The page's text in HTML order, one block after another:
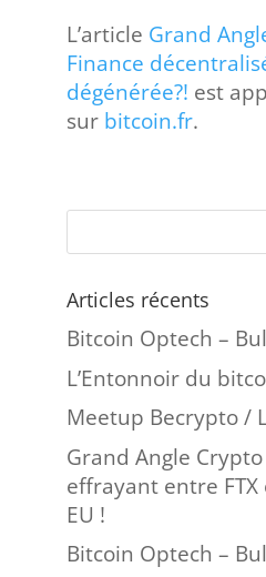
L’article Grand
Finance
dégénérée?! est
sur bitcoin.fr.
Articles récents
Bitcoin Optech –
L’Entonnoir du
Meetup Becrypto /
Grand Angle Crypto
effrayant entre
EU !
Bitcoin Optech –